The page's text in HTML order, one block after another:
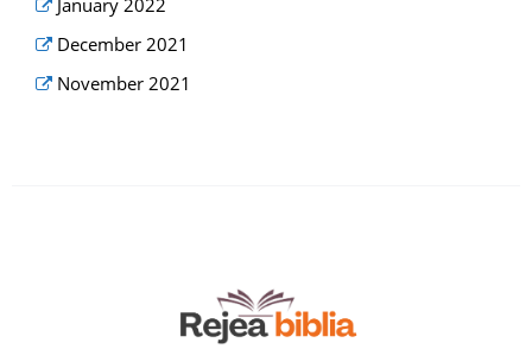
January 2022
December 2021
November 2021